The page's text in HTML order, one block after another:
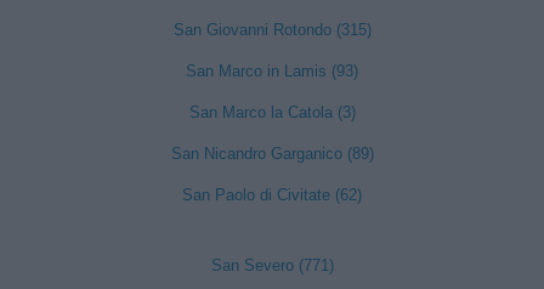
San Giovanni Rotondo (315)
San Marco in Lamis (93)
San Marco la Catola (3)
San Nicandro Garganico (89)
San Paolo di Civitate (62)
San Severo (771)